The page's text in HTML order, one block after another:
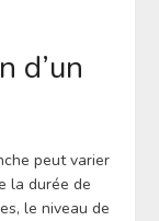
d’un
peut varier
la durée de
le niveau de